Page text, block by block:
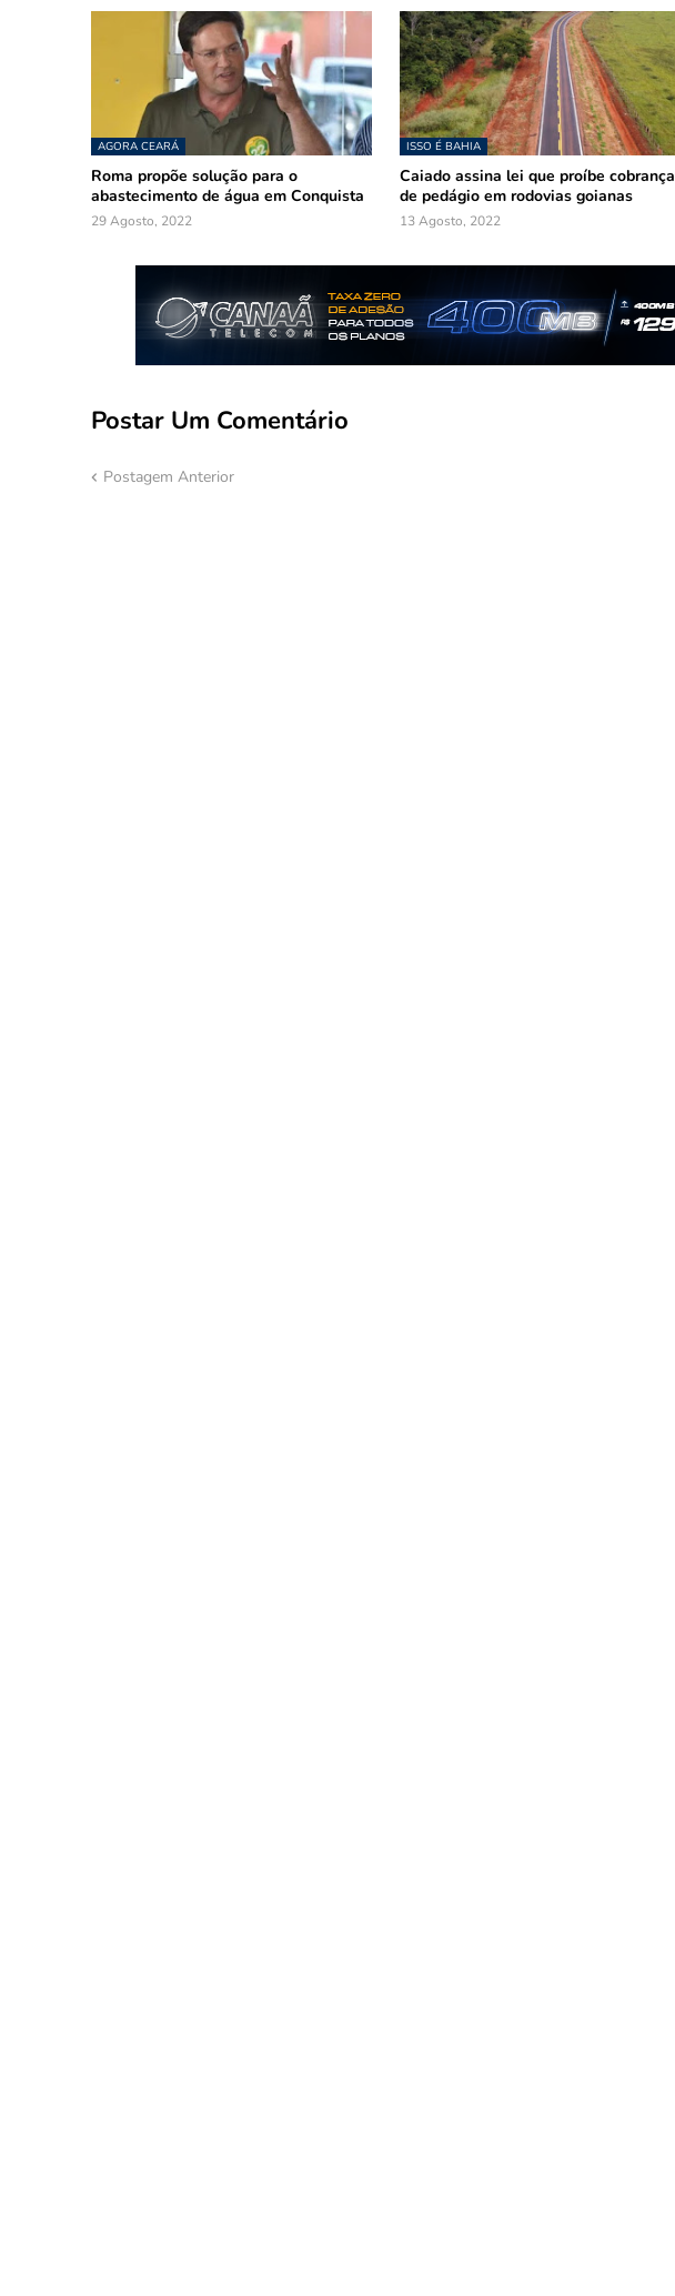
AGORA CEARÁ
Roma propõe solução para o
abastecimento de água em Conquista
29 Agosto, 2022
ISSO É BAHIA
Caiado assina lei que proíbe cobrança
de pedágio em rodovias goianas
13 Agosto, 2022
Postar Um Comentário
Postagem Anterior